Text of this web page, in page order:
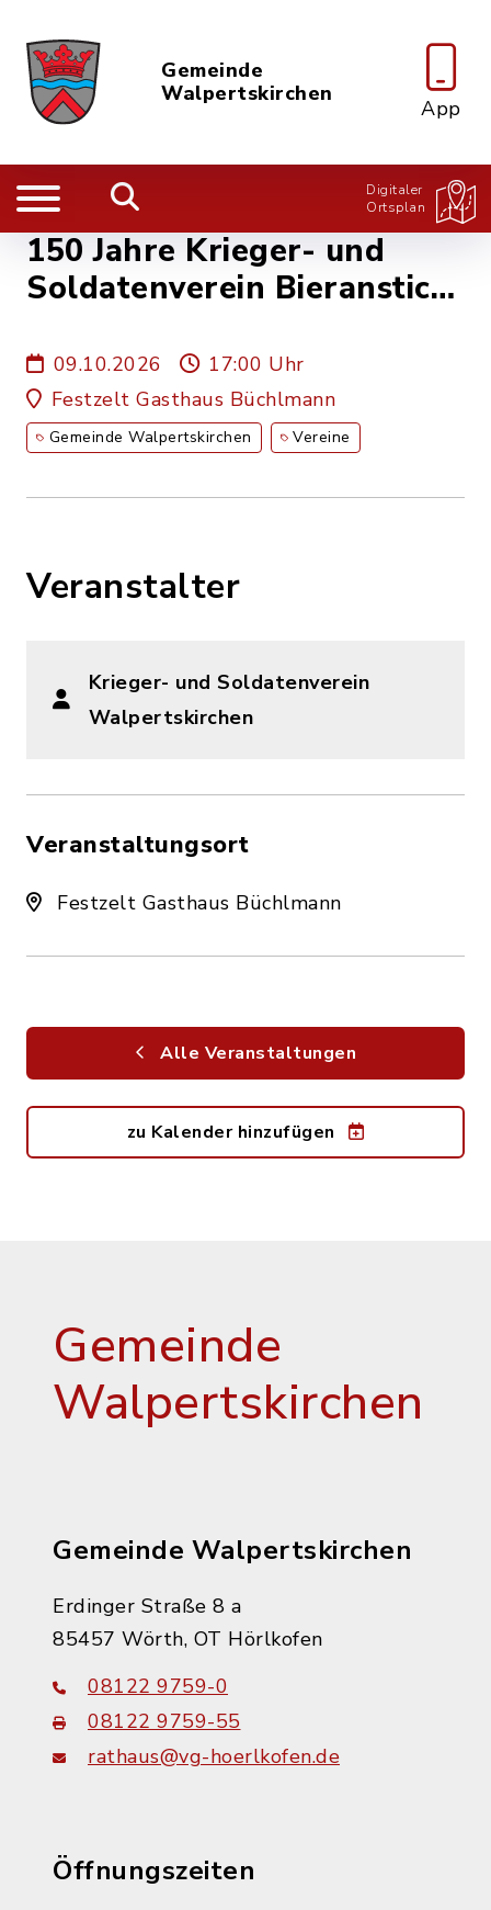
Gemeinde
Walpertskirchen
App
Digitaler
Ortsplan
150 Jahre Krieger- und
Soldatenverein Bieranstich,
geselliger Abend
09.10.2026
17:00 Uhr
Festzelt Gasthaus Büchlmann
Gemeinde Walpertskirchen Vereine
Veranstalter
Krieger- und Soldatenverein
Walpertskirchen
Veranstaltungsort
Festzelt Gasthaus Büchlmann
Alle Veranstaltungen
zu Kalender hinzufügen
Gemeinde
Walpertskirchen
Gemeinde Walpertskirchen
Erdinger Straße 8 a
85457 Wörth, OT Hörlkofen
08122 9759-0
08122 9759-55
rathaus@vg-hoerlkofen.de
Öffnungszeiten